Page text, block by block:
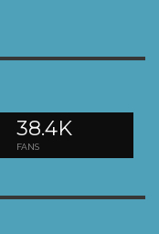
38.4K
FANS